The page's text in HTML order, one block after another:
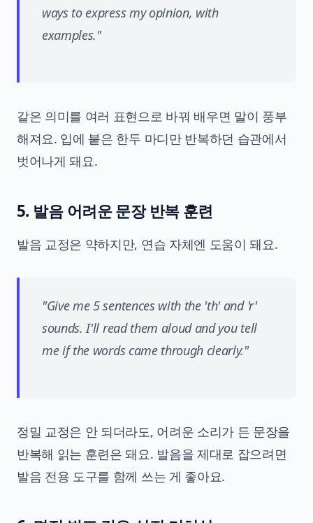
ways to express my opinion, with
examples."
같은 의미를 여러 표현으로 바꿔 배우면 말이 풍부
해져요. 입에 붙은 한두 마디만 반복하던 습관에서
벗어나게 돼요.
5. 발음 어려운 문장 반복 훈련
발음 교정은 약하지만, 연습 자체엔 도움이 돼요.
"Give me 5 sentences with the 'th' and 'r'
sounds. I'll read them aloud and you tell
me if the words came through clearly."
정밀 교정은 안 되더라도, 어려운 소리가 든 문장을
반복해 읽는 훈련은 돼요. 발음을 제대로 잡으려면
발음 전용 도구를 함께 쓰는 게 좋아요.